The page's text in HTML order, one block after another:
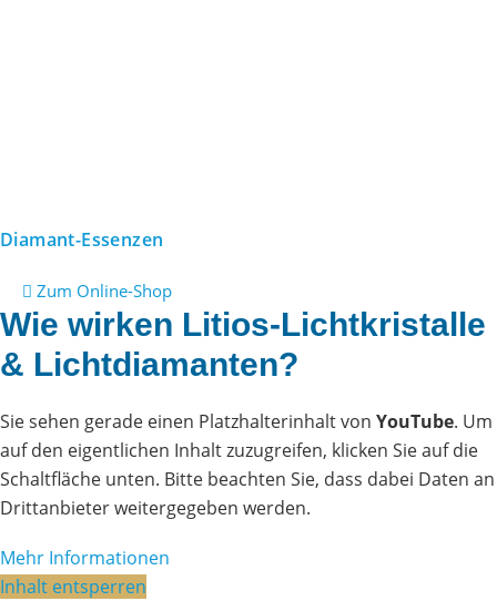
Diamant-Essenzen
Zum Online-Shop
Wie wirken Litios-Lichtkristalle
& Lichtdiamanten?
Sie sehen gerade einen Platzhalterinhalt von YouTube. Um
auf den eigentlichen Inhalt zuzugreifen, klicken Sie auf die
Schaltfläche unten. Bitte beachten Sie, dass dabei Daten an
Drittanbieter weitergegeben werden.
Mehr Informationen
Inhalt entsperren